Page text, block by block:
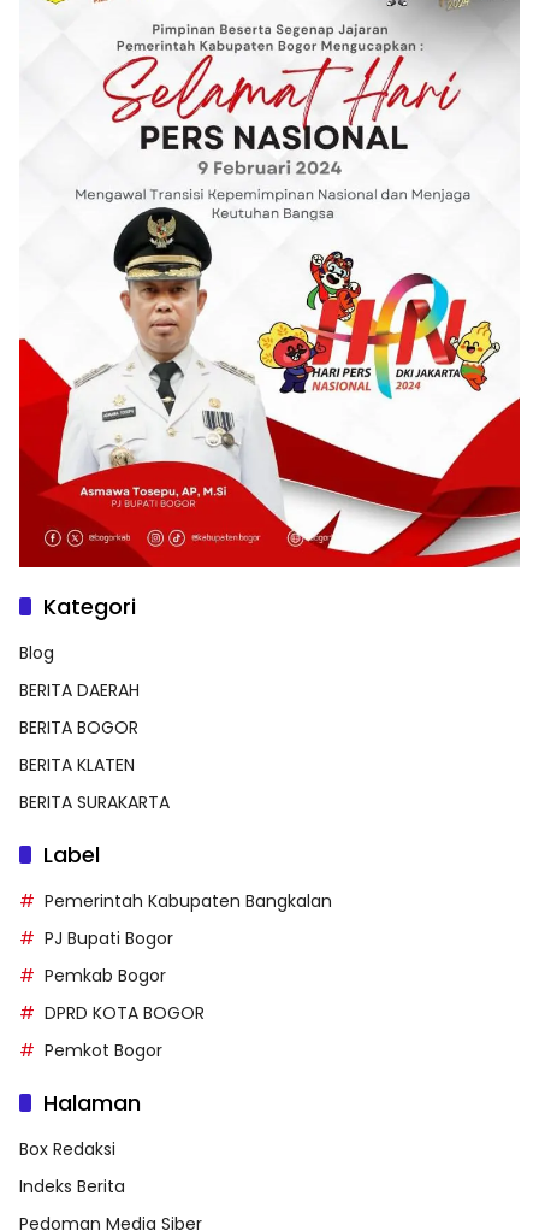
Kategori
Blog
BERITA DAERAH
BERITA BOGOR
BERITA KLATEN
BERITA SURAKARTA
Label
Pemerintah Kabupaten Bangkalan
PJ Bupati Bogor
Pemkab Bogor
DPRD KOTA BOGOR
Pemkot Bogor
Halaman
Box Redaksi
Indeks Berita
Pedoman Media Siber